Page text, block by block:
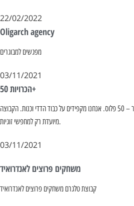
22/02/2022
Oligarch agency
מפגשים למבוגרים
03/11/2021
הכרויות 50+
קבוצת הכרויות לגילאים החכמים יותר – 50 פלוס. אנחנו מקפידים על כבוד הדדי וכנות. הקבוצה
מיועדת רק למחפשי זוגיות.
03/11/2021
משחקים פרוצים לאנדרואיד
קבוצת טלגרם משחקים פרוצים לאנדרואיד